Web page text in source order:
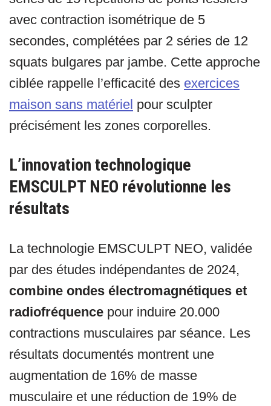
avec contraction isométrique de 5
secondes, complétées par 2 séries de 12
squats bulgares par jambe. Cette approche
ciblée rappelle l’efficacité des exercices
maison sans matériel pour sculpter
précisément les zones corporelles.
L’innovation technologique
EMSCULPT NEO révolutionne les
résultats
La technologie EMSCULPT NEO, validée
par des études indépendantes de 2024,
combine ondes électromagnétiques et
radiofréquence pour induire 20.000
contractions musculaires par séance. Les
résultats documentés montrent une
augmentation de 16% de masse
musculaire et une réduction de 19% de